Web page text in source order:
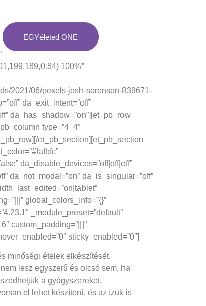
EGYéleted ONE
100%”
2021/06/pexels-josh-sorenson-839671-
da_exit_intent=”off”
da_has_shadow=”on”][et_pb_row
type=”4_4″
et_pb_section][et_pb_section
da_disable_devices=”off|off|off”
da_not_modal=”on” da_is_singular=”off”
global_colors_info=”{}”
_module_preset=”default”
custom_padding=”|||”
sticky_enabled=”0″]
minőségi ételek elkészítését.
lesz egyszerű és olcsó sem, ha
a gyógyszereket.
el lehet készíteni, és az ízük is